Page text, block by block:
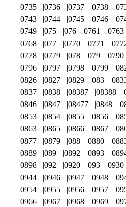
0735
0736 0737 0738
0743
0744 0745 0746
0749
075 076 0761 0763
0768
077 0770 0771
0778
0779 078 079 0790
0796
0797 0798 0799
0826
0827 0829 083
0837
0838 08387 08388
0846
0847 08477 0848
0853
0854 0855 0856
0863
0865 0866 0867
0877
0879 088 0880
0889
089 0892 0893
0898
092 0920 093 0930
0944
0946 0947 0948
0954
0955 0956 0957
0966
0967 0968 0969